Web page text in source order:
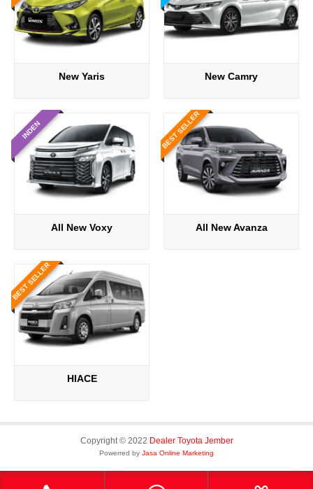
New Yaris New Camry
INDEN
All New Voxy
BEST SELLER
All New Avanza
BEST SELLER
HIACE
Copyright © 2022 Dealer Toyota Jember
Powerred by Jasa Online Marketing